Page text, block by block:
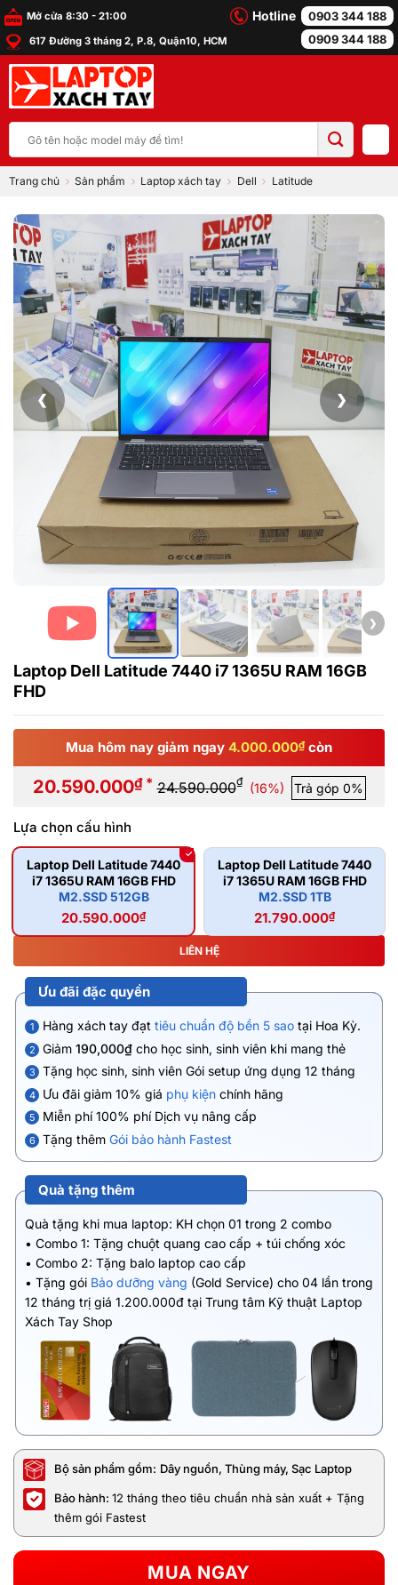
Bỏ
qua
nội
dung
Mở cửa 8:30 - 21:00
617 Đường 3 tháng 2, P.8, Quận10, HCM
Hotline
0903 344 188
0909 344 188
kiếm:
Trang chủ Sản phẩm Laptop xách tay Dell Latitude
❮ ❯
❯
Laptop Dell Latitude 7440 i7 1365U RAM 16GB
FHD
Mua hôm nay giảm ngay 4.000.000₫ còn
20.590.000₫ * 24.590.000₫ (16%) Trả góp 0%
Lựa chọn cấu hình
Laptop Dell Latitude 7440
i7 1365U RAM 16GB FHD
M2.SSD 512GB
20.590.000₫
Laptop Dell Latitude 7440
i7 1365U RAM 16GB FHD
M2.SSD 1TB
21.790.000₫
LIÊN HỆ
Ưu đãi đặc quyền
1 Hàng xách tay đạt tiêu chuẩn độ bền 5 sao tại Hoa Kỳ.
2 Giảm 190,000₫ cho học sinh, sinh viên khi mang thẻ
3 Tặng học sinh, sinh viên Gói setup ứng dụng 12 tháng
4 Ưu đãi giảm 10% giá phụ kiện chính hãng
5 Miễn phí 100% phí Dịch vụ nâng cấp
6 Tặng thêm Gói bảo hành Fastest
Quà tặng thêm
Quà tặng khi mua laptop: KH chọn 01 trong 2 combo
• Combo 1: Tặng chuột quang cao cấp + túi chống xóc
• Combo 2: Tặng balo laptop cao cấp
• Tặng gói Bảo dưỡng vàng (Gold Service) cho 04 lần trong
12 tháng trị giá 1.200.000đ tại Trung tâm Kỹ thuật Laptop
Xách Tay Shop
Bộ sản phẩm gồm: Dây nguồn, Thùng máy, Sạc Laptop
Bảo hành: 12 tháng theo tiêu chuẩn nhà sản xuất + Tặng
thêm gói Fastest
MUA NGAY